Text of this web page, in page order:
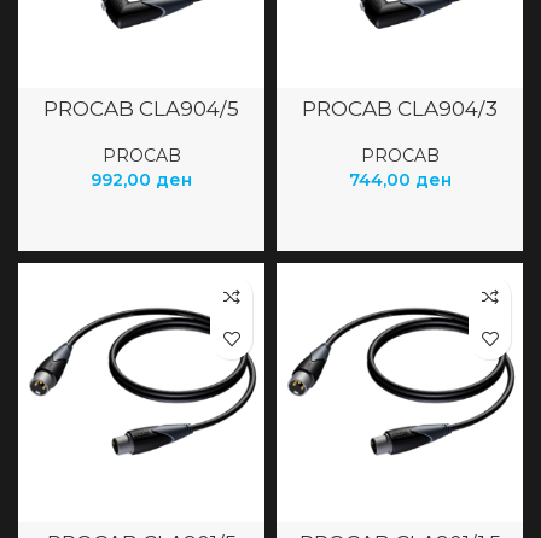
PROCAB CLA904/5
PROCAB
992,00 ден
PROCAB CLA904/3
PROCAB
744,00 ден